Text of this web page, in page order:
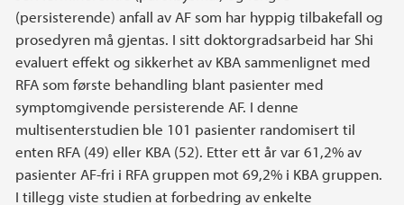
(persisterende) anfall av AF som har hyppig tilbakefall og
prosedyren må gjentas. I sitt doktorgradsarbeid har Shi
evaluert effekt og sikkerhet av KBA sammenlignet med
RFA som første behandling blant pasienter med
symptomgivende persisterende AF. I denne
multisenterstudien ble 101 pasienter randomisert til
enten RFA (49) eller KBA (52). Etter ett år var 61,2% av
pasienter AF-fri i RFA gruppen mot 69,2% i KBA gruppen.
I tillegg viste studien at forbedring av enkelte